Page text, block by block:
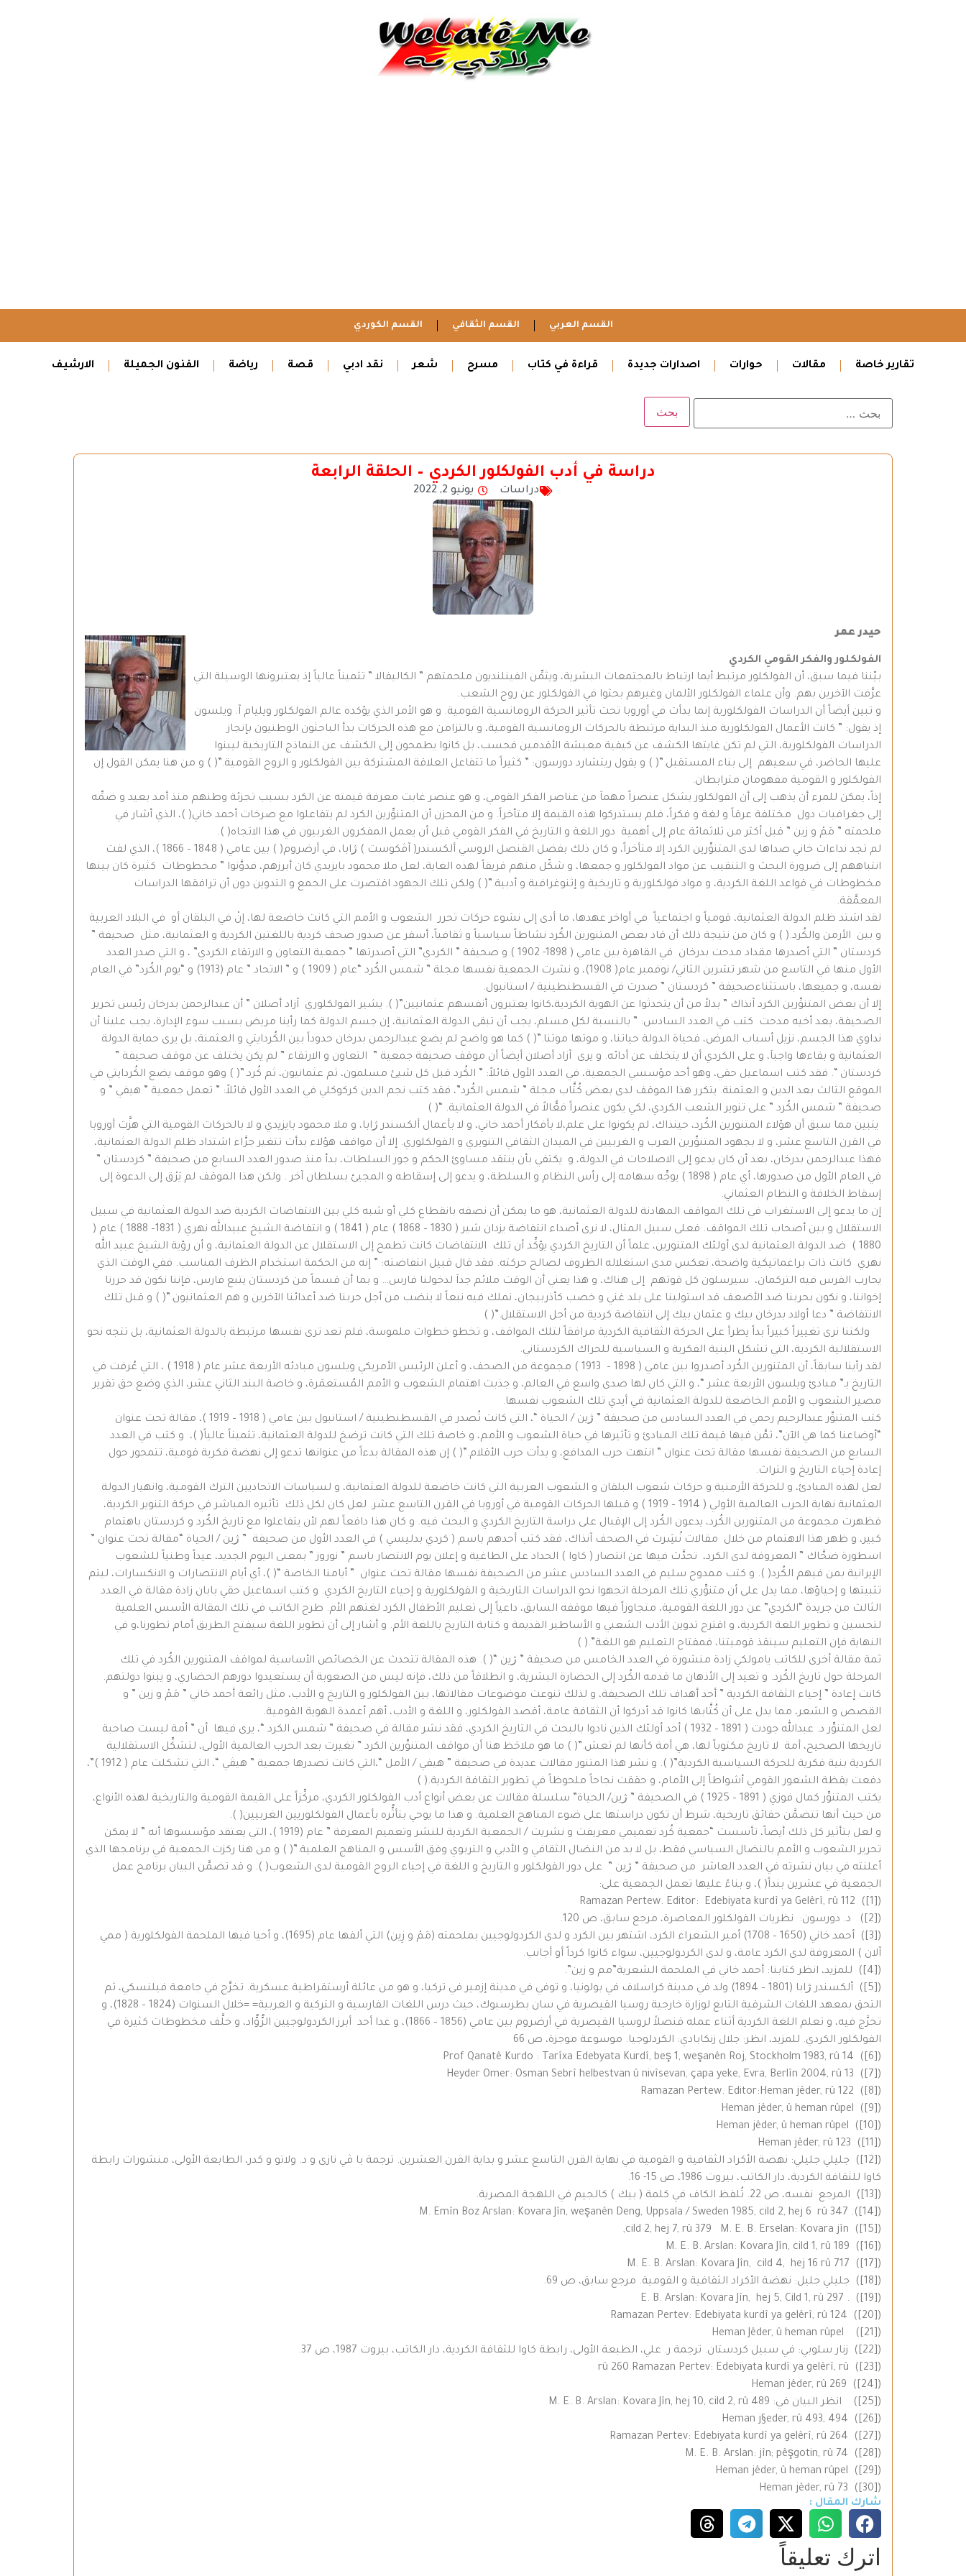
القسم العربي القسم الثقافي القسم الكوردي
تقارير خاصة مقالات حوارات اصدارات جديدة قراءة في كتاب مسرح شعر نقد ادبي قصة رياضة الفنون الجميلة الارشيف
دراسة في أدب الفولكلور الكردي – الحلقة الرابعة
دراسات يونيو 2, 2022
حيدر عمر
الفولكلور والفكر القومي الكردي
بيّننا فيما سبق، أن الفولكلور مرتبط أيما ارتباط بالمجتمعات البشرية، ويثمِّن الفينلنديون ملحمتهم ” الكاليفالا ” تثميناً عالياً إذ يعتبرونها الوسيلة التي
عرَّفت الآخرين بهم. وأن علماء الفولكلور الألمان وغيرهم بحثوا في الفولكلور عن روح الشعب.
و تبين أيضاً أن الدراسات الفولكلورية إنما بدأت في أوروبا تحت تأثير الحركة الرومانسية القومية. و هو الأمر الذي يؤكده عالم الفولكلور ويليام آ. ويلسون
إذ يقول: ” كانت الأعمال الفولكلورية منذ البداية مرتبطة بالحركات الرومانسية القومية، و بالتزامن مع هذه الحركات بدأ الباحثون الوطنيون بإنجاز
الدراسات الفولكلورية، التي لم تكن غايتها الكشف عن كيفية معيشة الأقدمين فحسب، بل كانوا يطمحون إلى الكشف عن النماذج التاريخية ليبنوا
عليها الحاضر، في سعيهم إلى بناء المستقبل.”( ) و يقول ريتشارد دورسون: ” كثيراً ما تتفاعل العلاقة المشتركة بين الفولكلور و الروح القومية.”( ) و من هنا يمكن القول إن
الفولكلور و القومية مفهومان مترابطان.
إذاً، يمكن للمرء أن يذهب إلى أن الفولكلور يشكل عنصراً مهماَ من عناصر الفكر القومي، و هو عنصر غابت معرفة قيمته عن الكرد بسبب تجزئة وطنهم منذ أمد بعيد و ضمِّه
إلى جغرافيات دول مختلفة عرقاً و لغة و فكراً، فلم يستدركوا هذه القيمة إلا متأخراً. و من المحزن أن المتنوِّرين الكرد لم يتفاعلوا مع صرخات أحمد خاني( )، الذي أشار في
ملحمته ” مَمْ و زين ” قبل أكثر من ثلاثمائة عام إلى أهمية دور اللغة و التاريخ في الفكر القومي قبل أن يعمل المفكرون الغربيون في هذا الاتجاه( ).
لم تجد نداءات خاني صداها لدى المتنوِّرين الكرد إلا متأخراً، و كان ذلك بفضل القنصل الروسي ألكسندر( آڤكوست ) ژابا، في أرضروم( ) بين عامي ( 1848 – 1866 )، الذي لفت
انتباههم إلى ضرورة البحث و التنقيب عن مواد الفولكلور و جمعها، و شكّل منهم فريقاً لهذه الغاية، لعل ملا محمود بايزيدي كان أبرزهم، فدوَّنوا ” مخطوطات كثيرة كان بينها
مخطوطات في قواعد اللغة الكردية، و مواد فولكلورية و تاريخية و إثنوغرافية و أدبية.”( ) ولكن تلك الجهود اقتصرت على الجمع و التدوين دون أن ترافقها الدراسات
المعمَّقة.
لقد اشتد ظلم الدولة العثمانية، قومياً و اجتماعياً في أواخر عهدها، ما أدى إلى نشوء حركات تحرر الشعوب و الأمم التي كانت خاضعة لها، إنْ في البلقان أو في البلاد العربية
و بين الأرمن والكُرد.( ) و كان من نتيجة ذلك أن قاد بعض المتنورين الكُرد نشاطاً سياسياً و ثقافياً، أسفر عن صدور صحف كردية باللغتين الكردية و العثمانية، مثل صحيفة ”
كردستان ” التي أصدرها مقداد مدحت بدرخان في القاهرة بين عامي ( 1898- 1902 ) و صحيفة ” الكردي” التي أصدرتها ” جمعية التعاون و الارتقاء الكردي” ، و التي صدر العدد
الأول منها في التاسع من شهر تشرين الثاني/ نوفمبر عام( 1908)، و نشرت الجمعية نفسها مجلة ” شمس الكُرد “عام ( 1909 ) و ” الاتحاد ” عام (1913) و “يوم الكُرد” في العام
نفسه، و جميعها، باستثناءصحيفة ” كردستان ” صدرت في القسطنطينية / استانبول.
إلا أن بعض المتنوِّرين الكرد آنذاك ” بدلاً من أن يتحدثوا عن الهوية الكردية،كانوا يعتبرون أنفسهم عثمانيين”( ). يشير الفولكلوري آزاد أصلان ” أن عبدالرحمن بدرخان رئيس تحرير
الصحيفة، بعد أخيه مدحت كتب في العدد السادس: ” بالنسبة لكل مسلم، يجب أن تبقى الدولة العثمانية، إن جسم الدولة كما رأينا مريض بسبب سوء الإدارة، يجب علينا أن
نداوي هذا الجسم، نزيل أسباب المرض، فحياة الدولة حياتنا، و موتها موتنا.”( ) كما هو واضح لم يضع عبدالرجمن بدرخان حدوداً بين الكُردايتي و العثمنة، بل يرى حماية الدولة
العثمانية و بقاءها واجباَ، و على الكردي أن لا يتخلف عن أدائه. و يرى آزاد أصلان أيضاً أن موقف صحيفة جمعية ” التعاون و الارتقاء ” لم يكن يختلف عن موقف صحيفة ”
كردستان “. فقد كتب اسماعيل حقي، وهو أحد مؤسسي الجمعية، في العدد الأول قائلاً: ” الكُرد قبل كل شيئ مسلمون، ثم عثمانيون، ثم كُرد.”( ) وهو موقف يضع الكُردايتي في
الموقع الثالث بعد الدين و العثمنة. يتكرر هذا الموقف لدى بعض كُتَّاب مجلة ” شمس الكُرد”، فقد كتب نجم الدين كركوكلي في العدد الأول قائلاً: ” تعمل جمعية ” هيفي ” و
صحيفة ” شمس الكُرد ” على تنوير الشعب الكردي، لكي يكون عنصراً فعًّالاً في الدولة العثمانية. “( )
يتبين مما سبق أن هؤلاء المتنورين الكُرد، حينذاك، لم يكونوا على علم،لا بأفكار أحمد خاني، و لا بأعمال ألكسندر ژابا، و ملا محمود بايزيدي و لا بالحركات القومية التي هزَّت أوروبا
في القرن التاسع عشر، و لا بجهود المتنوِّرين العرب و الغربيين في الميدان الثقافي التنويري و الفولكلوري. إلا أن مواقف هؤلاء بدأت تتغير جرَّاء اشتداد ظلم الدولة العثمانية،
فهذا عبدالرحمن بدرخان، بعد أن كان يدعو إلى الاصلاحات في الدولة، و يكتفي بأن ينتقد مساوئ الحكم و جور السلطات، بدأ منذ صدور العدد السابع من صحيفة ” كردستان ”
في العام الأول من صدورها، أي عام ( 1898 ) يوجِّه سهامه إلى رأس النظام و السلطة، و يدعو إلى إسقاطه و المجيئ بسلطان آخر . ولكن هذا الموقف لم يَرْق إلى الدعوة إلى
إسقاط الخلافة و النظام العثماني.
إن ما يدعو إلى الاستغراب في تلك المواقف المهادنة للدولة العثمانية، هو ما يمكن أن نصفه بانقطاع كلي أو شبه كلي بين الانتفاضات الكردية ضد الدولة العثمانية في سبيل
الاستقلال و بين أصحاب تلك المواقف. فعلى سبيل المثال، لا نرى أصداء انتفاضة يزدان شير ( 1830 – 1868 ) عام ( 1841 ) و انتفاضة الشيخ عبيدالله نهري ( 1831– 1888 ) عام (
1880 ) ضد الدولة العثمانية لدى أولئك المتنورين، علماً أن التاريخ الكردي يؤكِّد أن تلك الانتفاضات كانت تطمح إلى الاستقلال عن الدولة العثمانية، و أن رؤية الشيخ عبيد الله
نهري كانت ذات براغماتيكية واضحة، تعكس مدى استغلاله الظروف لصالح حركته. فقد قال قبيل انتفاضته: ” إنه من الحكمة استخدام الظرف المناسب. ففي الوقت الذي
يحارب الفرس فيه التركمان، سيرسلون كل قوتهم إلى هناك، و هذا يعني أن الوقت ملائم جداَ لدخولنا فارس… و بما أن قسماً من كردستان يتبع فارس، فإننا نكون قد حررنا
إخواننا، و نكون بحربنا ضد الأضعف قد استولينا على بلد غني و خصب كأذربيجان، نملك فيه نبعاً لا ينضب من أجل حربنا ضد أعدائنا الآخرين و هم العثمانيون.”( ) و قبل تلك
الانتفاضة ” دعا أولاد بدرخان بيك و عثمان بيك إلى انتفاضة كردية من أجل الاستقلال.”( )
ولكننا نرى تغييراً كبيراً بداً يطرأ على الحركة الثقافية الكردية مرافقاً لتلك المواقف، و تخطو خطوات ملموسة، فلم تعد ترى نفسها مرتبطة بالدولة العثمانية، بل تتجه نحو
الاستقلالية الكردية، التي تشكل البنية الفكرية و السياسية للحراك الكردستاني.
لقد رأينا سابقاً، أن المتنورين الكُرد أصدروا بين عامي ( 1898 – 1913 ) مجموعة من الصحف، و أعلن الرئيس الأمريكي ويلسون مبادئه الأربعة عشر عام ( 1918 ) ، التي عُرفت في
التاريخ بـ” مبادئ ويلسون الأربعة عشر “، و التي كان لها صدى واسع في العالم، و جذبت اهتمام الشعوب و الأمم المُستعمَرة، و خاصة البند الثاني عشر، الذي وضع حق تقرير
مصير الشعوب و الأمم الخاضعة للدولة العثمانية في أيدي تلك الشعوب نفسها.
كتب المتنوِّر عبدالرحيم رحمي في العدد السادس من صحيفة ” ژين / الحياة “، التي كانت تُصدر في القسطنطينية / استانبول بين عامي ( 1918 – 1919 )، مقالة تحت عنوان
“أوضاعنا كما هي الآن”، ثمَّن فيها قيمة تلك المبادئ و تأثيرها في حياة الشعوب و الأمم، و خاصة تلك التي كانت ترضخ للدولة العثمانية، تثميناً عالياً( )، و كتب في العدد
السابع من الصحيفة نفسها مقالة تحت عنوان ” انتهت حرب المدافع، و بدأت حرب الأقلام.”( ) إن هذه المقالة بدءاً من عنوانها تدعو إلى نهضة فكرية قومية، تتمحور حول
إعادة إحياء التاريخ و التراث.
لعل لهذه المبادئ، و للحركة الأرمنية و حركات شعوب البلقان و الشعوب العربية التي كانت خاضعة للدولة العثمانية، و لسياسات الاتحاديين الترك القومية، وانهيار الدولة
العثمانية نهاية الحرب العالمية الأولي ( 1914 – 1919 ) و قبلها الحركات القومية في أوروبا في القرن التاسع عشر. لعل كان لكل ذلك تأثيره المباشر في حركة التنوير الكردية،
فظهرت مجموعة من المتنورين الكُرد، يدعون الكُرد إلى الإقبال على دراسة التاريخ الكردي و البحث فيه. و كان هذا دافعاً لهم لأن يتفاعلوا مع تاريخ الكُرد و كردستان باهتمام
كبير، و ظهر هذا الاهتمام من خلال مقالات نُشِرت في الصحف آنذاك، فقد كتب أحدهم باسم ( كردي بدليسي ) في العدد الأول من صحيفة ” ژين / الحياة “مقالة تحت عنوان ”
اسطورة ضحَّاك ” المعروفة لدى الكرد، تحدَّث فيها عن انتصار ( كاوا ) الحداد على الطاغية و إعلان يوم الانتصار باسم ” نوروز ” بمعنى اليوم الجديد، عيداً وطنياً للشعوب
الإيرانية بمن فيهم الكُرد( ). و كتب ممدوح سليم في العدد السادس عشر من الصحيفة نفسها مقالة تحت عنوان ” أيامنا الخاصة “( )، أي أيام الانتصارات و الانكسارات، ليتم
تثبيتها و إحياؤها، مما يدل على أن متنوِّري تلك المرحلة اتجهوا نحو الدراسات التاريخية و الفولكلورية و إحياء التاريخ الكردي. و كتب اسماعيل حقي بابان زادة مقالة في العدد
الثالث من جريدة “الكردي” عن دور اللغة القومية، متجاوزاً فيها موقفه السابق، داعياً إلى تعليم الأطفال الكرد لغتهم الأم. طرح الكاتب في تلك المقالة الأسس العلمية
لتحسين و تطوير اللغة الكردية، و اقترح تدوين الأدب الشعبي و الأساطير القديمة و كتابة التاريخ باللغة الأم. و أشار إلى أن تطوير اللغة سيفتح الطريق أمام تطورنا،و في
النهاية فإن التعليم سينقذ قوميتنا، فمفتاح التعليم هو اللغة”.( )
ثمة مقالة أخرى للكاتب يامولكي زادة منشورة في العدد الخامس من صحيفة ” ژين “( ). هذه المقالة تتحدث عن الخصائص الأساسية لمواقف المتنورين الكُرد في تلك
المرحلة حول تاريخ الكُرد. و تعيد إلى الأذهان ما قدمه الكُرد إلى الحضارة البشرية، و انطلاقاً من ذلك، فإنه ليس من الصعوبة أن يستعيدوا دورهم الحضاري، و يبنوا دولتهم.
كانت إعادة ” إحياء الثقافة الكردية ” أحد أهداف تلك الصحيفة، و لذلك تنوعت موضوعات مقالاتها، بين الفولكلور و التاريخ و الأدب، مثل رائعة أحمد خاني ” مَمْ و زين ” و
القصص و الشعر، مما يدل على أن كُتَّابها كانوا قد أدركوا أن الثقافة عامة، أقصد الفولكلور، و اللغة و الأدب، أهم أعمدة الهوية القومية.
لعل المتنوِّر د. عبدالله جودت ( 1891 – 1932 ) أحد أولئك الذين نادوا بالبحث في التاريخ الكردي، فقد نشر مقالة في صحيفة ” شمس الكرد “، يرى فيها أن ” أمة ليست صاحبة
تاريخها الصحيح، أمة لا تاريخ مكتوباً لها، هي أمة كأنها لم تعش.”( ) ما هو ملاحَظ هنا أن مواقف المتنوِّرين الكرد ” تغيرت بعد الحرب العالمية الأولى، لتشكِّل الاستقلالية
الكردية بنية فكرية للحركة السياسية الكردية”( ). و نشر هذا المتنور مقالات عديدة في صحيفة ” هيفي / الأمل “،التي كانت تصدرها جمعية ” هيڤي “، التي تشكلت عام ( 1912 )”،
دفعت يقظة الشعور القومي أشواطاً إلى الأمام، و حققت نجاحاً ملحوظاً في تطوير الثقافة الكردية.( )
يكتب المتنوِّر كمال فوزي ( 1891 – 1925 ) في الصحيفة ” ژين/ الحياة” سلسلة مقالات عن بعض أنواع أدب الفولكلور الكردي، مركِّزاً على القيمة القومية والتاريخية لهذه الأنواع،
من حيث أنها تتضمَّن حقائق تاريخية، شرط أن تكون دراستها على ضوء المناهج العلمية. و هذا ما يوحي بتأثُّره بأعمال الفولكلوريين الغربيين( ).
و لعل بتأثير كل ذلك أيضاً، تأسست “جمعية كُرد تعميمي معريفت و نشريت / الجمعية الكردية للنشر وتعميم المعرفة ” عام (1919 )، التي يعتقد مؤسسوها أنه ” لا يمكن
تحرير الشعوب و الأمم بالنضال السياسي فقط، بل لا بد من النضال الثقافي و الأدبي و التربوي وفق الأسس و المناهج العلمية.”( ) و من هنا ركزت الجمعية في برنامجها الذي
أعلنته في بيان نشرته في العدد العاشر من صحيفة ” ژين ” على دور الفولكلور و التاريخ و اللغة في إحياء الروح القومية لدى الشعوب( ). و قد تضمَّن البيان برنامج عمل
الجمعية في عشرين بنداً( )، و بناءً عليها تعمل الجمعية على:
([1]) Ramazan Pertew. Editor: Edebiyata kurdî ya Gelêrî, rû 112
([2]) د. دورسون: نظريات الفولكلور المعاصرة، مرجع سابق، ص 120.
([3]) أحمد خاني (1650 – 1708) أمير الشعراء الكرد، اشتهر بين الكرد و لدى الكردولوجيين بملحمته (مَمْ و زِين) التي ألفها عام (1695)، و أحيا فيها الملحمة الفولكلورية ( ممي
آلان ) المعروفة لدى الكرد عامة، و لدى الكردولوجيين، سواء كانوا كرداً أو أجانب.
([4]) للمزيد، انظر كتابنا: أحمد خاني في الملحمة الشعرية”مم و زين”.
([5]) ألكسندر ژابا (1801 – 1894) ولد في مدينة كراسلاف في بولونيا، و توفي في مدينة إزمير في تركيا، و هو من عائلة أرستقراطية عسكرية. تخرَّج في جامعة فيلنسكي، ثم
التحق بمعهد اللغات الشرقية التابع لوزارة خارجية روسيا القيصرية في سان بطرسبوك، حيث درس اللغات الفارسية و التركية و العربية= =خلال السنوات (1824 – 1828)، و
تخرَّج فيه، و تعلم اللغة الكردية أثناء عمله قنصلاً لروسيا القيصرية في أرضروم بين عامي (1856 – 1866)، و غدا أحد أبرز الكردولوجيين الرُّوُّاد، و خلَّف مخطوطات كثيرة في
الفولكلور الكردي. للمزيد، انظر: جلال زنكابادي: الكردلوجيا. موسوعة موجزة، ص 66
([6]) Prof Qanatê Kurdo : Tarîxa Edebyata Kurdî, beş 1, weşanên Roj, Stockholm 1983, rû 14
([7]) Heyder Omer: Osman Sebrî helbestvan û nivîsevan, çapa yeke, Evra, Berlîn 2004, rû 13
([8]) Ramazan Pertew. Editor:Heman jêder, rû 122
([9]) Heman jêder, û heman rûpel
([10]) Heman jêder, û heman rûpel
([11]) Heman jêder, rû 123
([12]) جليلي جليلي: نهضة الأكراد الثقافية و القومية في نهاية القرن التاسع عشر و بداية القرن العشرين. ترجمة با ڤي نازى و د. ولاتو و كدر، الطابعة الأولى، منشورات رابطة
كاوا للثقافة الكردية، دار الكاتب، بيروت 1986، ص 15- 16.
([13]) المرجع نفسه، ص 22. تُلفظ الكاف في كلمة ( بيك ) كالجيم في اللهجة المصرية.
([14]). M. Emîn Boz Arslan: Kovara Jîn, weşanên Deng, Uppsala / Sweden 1985, cild 2, hej 6 rû 347
([15]) cild 2, hej 7, rû 379 M. E. B. Erselan: Kovara jîn,
([16]) M. E. B. Arslan: Kovara Jîn, cild 1, rû 189
([17]) M. E. B. Arslan: Kovara Jîn, cild 4, hej 16 rû 717
([18]) جليلي جليل: نهضة الأكراد الثقافية و القومية. مرجع سابق، ص 69.
([19]) . E. B. Arslan: Kovara Jîn, hej 5, Cild 1, rû 297
([20]) Ramazan Pertev: Edebiyata kurdî ya gelêrî, rû 124
([21]) Heman Jêder, û heman rûpel
([22]) زنار سلوبي: في سبيل كردستان. ترجمة ر. علي، الطبعة الأولى، رابطة كاوا للثقافة الكردية، دار الكاتب، بيروت 1987، ص 37.
([23]) rû 260 Ramazan Pertev: Edebiyata kurdî ya gelêrî, rû
([24]) Heman jêder, rû 269
([25]) انظر البيان في: M. E. B. Arslan: Kovara Jîn, hej 10, cild 2, rû 489
([26]) Heman j§eder, rû 493, 494
([27]) Ramazan Pertev: Edebiyata kurdî ya gelêrî, rû 264
([28]) M. E. B. Arslan: jîn; pêşgotin, rû 74
([29]) Heman jêder, û heman rûpel
([30]) Heman jêder, rû 73
شارك المقال :
اترك تعليقاً